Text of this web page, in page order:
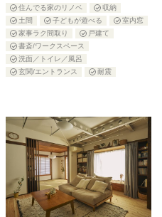
住んでる家のリノベ
収納
土間
子どもが遊べる
室内窓
家事ラク間取り
戸建て
書斎/ワークスペース
洗面／トイレ／風呂
玄関/エントランス
耐震